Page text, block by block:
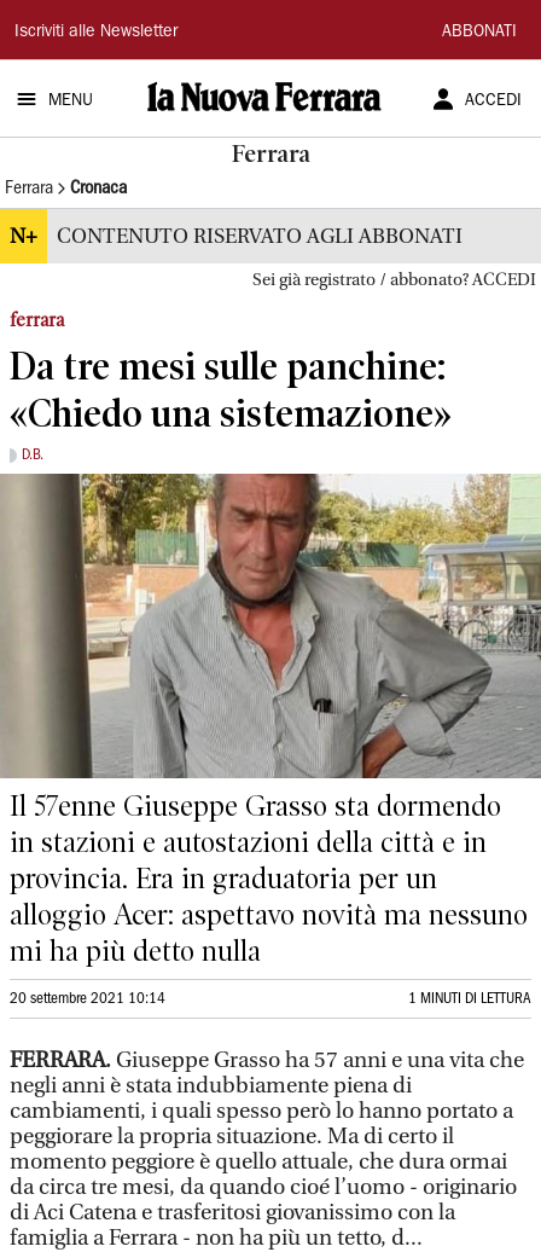
La
Nuova
Ferrara
Iscriviti alle Newsletter ABBONATI
MENU ACCEDI
Ferrara
Ferrara Cronaca
N+ CONTENUTO RISERVATO AGLI ABBONATI
Sei già registrato / abbonato? ACCEDI
ferrara
Da tre mesi sulle panchine:
«Chiedo una sistemazione»
D.B.
Il 57enne Giuseppe Grasso sta dormendo
in stazioni e autostazioni della città e in
provincia. Era in graduatoria per un
alloggio Acer: aspettavo novità ma nessuno
mi ha più detto nulla
20 settembre 2021 10:14 1 MINUTI DI LETTURA
FERRARA.Giuseppe Grasso ha 57 anni e una vita che
negli anni è stata indubbiamente piena di
cambiamenti, i quali spesso però lo hanno portato a
peggiorare la propria situazione. Ma di certo il
momento peggiore è quello attuale, che dura ormai
da circa tre mesi, da quando cioé l’uomo - originario
di Aci Catena e trasferitosi giovanissimo con la
famiglia a Ferrara - non ha più un tetto, d...